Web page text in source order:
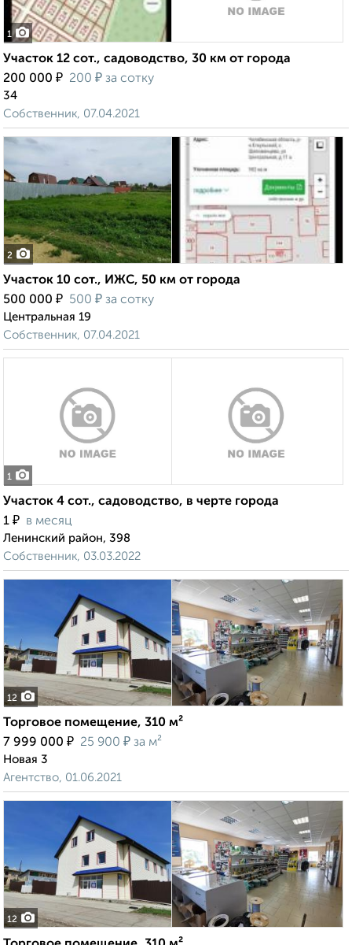
1
Участок 12 сот., садоводство, 30 км от города
200 000 ₽ 200 ₽ за сотку
34
Собственник, 07.04.2021
2
Участок 10 сот., ИЖС, 50 км от города
500 000 ₽ 500 ₽ за сотку
Центральная 19
Собственник, 07.04.2021
1
Участок 4 сот., садоводство, в черте города
1 ₽ в месяц
Ленинский район, 398
Собственник, 03.03.2022
12
Торговое помещение, 310 м²
7 999 000 ₽ 25 900 ₽ за м²
Новая 3
Агентство, 01.06.2021
12